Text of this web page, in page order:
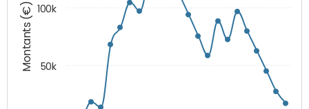
Montants (€) 50k
100k